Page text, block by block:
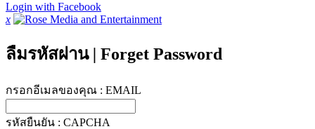
Login with Facebook
x
ลืมรหัสผ่าน | Forget Password
กรอกอีเมลของคุณ : EMAIL
รหัสยืนยัน : CAPCHA